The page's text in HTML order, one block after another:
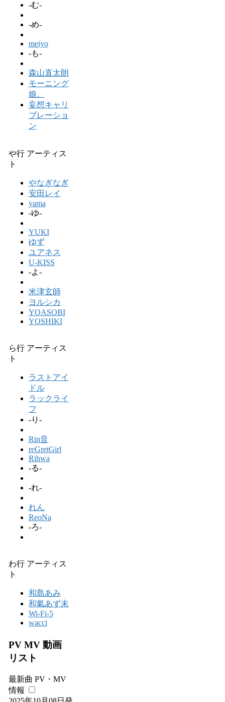
-む-
-め-
meiyo
-も-
森山直太朗
モーニング
娘。
妄想キャリ
ブレーショ
ン
や行 アーティス
ト
やなぎなぎ
安田レイ
yama
-ゆ-
YUKI
ゆず
ユアネス
U-KISS
-よ-
米津玄師
ヨルシカ
YOASOBI
YOSHIKI
ら行 アーティス
ト
ラストアイ
ドル
ラックライ
フ
-り-
Rin音
reGretGirl
Rihwa
-る-
-れ-
れん
ReoNa
-ろ-
わ行 アーティス
ト
和島あみ
和氣あず未
Wi-Fi-5
wacci
PV MV 動画
リスト
最新曲 PV・MV
情報